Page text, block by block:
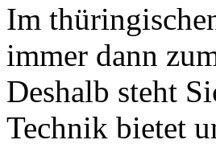
Im
immer dann
Deshalb steht
Technik bietet